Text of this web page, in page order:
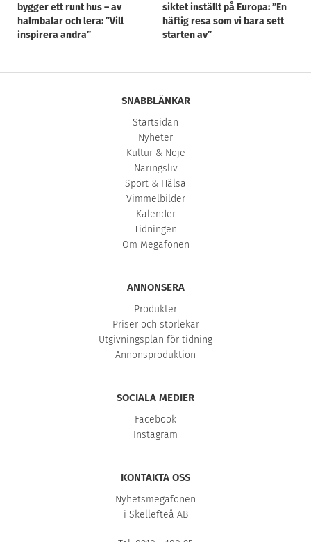
bygger ett runt hus – av
halmbalar och lera: ”Vill
inspirera andra”
siktet inställt på Europa: ”En
häftig resa som vi bara sett
starten av”
SNABBLÄNKAR
Startsidan
Nyheter
Kultur & Nöje
Näringsliv
Sport & Hälsa
Vimmelbilder
Kalender
Tidningen
Om Megafonen
ANNONSERA
Produkter
Priser och storlekar
Utgivningsplan för tidning
Annonsproduktion
SOCIALA MEDIER
Facebook
Instagram
KONTAKTA OSS
Nyhetsmegafonen
i Skellefteå AB